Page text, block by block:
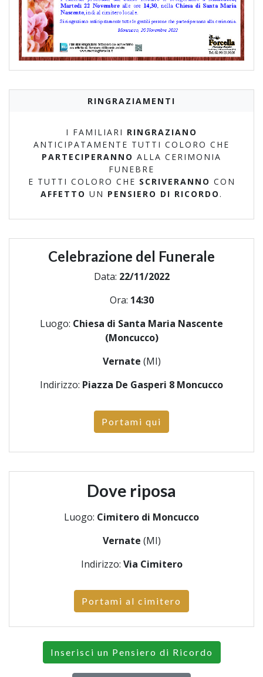
RINGRAZIAMENTI
I FAMILIARI RINGRAZIANO
ANTICIPATAMENTE TUTTI COLORO CHE
PARTECIPERANNO ALLA CERIMONIA
FUNEBRE
E TUTTI COLORO CHE SCRIVERANNO CON
AFFETTO UN PENSIERO DI RICORDO .
Celebrazione del Funerale
Data: 22/11/2022
Ora: 14:30
Luogo: Chiesa di Santa Maria Nascente
(Moncucco)
Vernate (MI)
Indirizzo: Piazza De Gasperi 8 Moncucco
Portami qui
Dove riposa
Luogo: Cimitero di Moncucco
Vernate (MI)
Indirizzo: Via Cimitero
Portami al cimitero
Inserisci un Pensiero di Ricordo